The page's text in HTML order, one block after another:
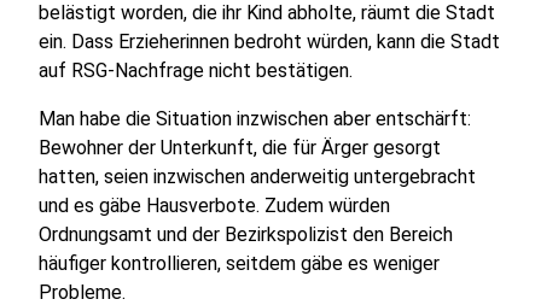
belästigt worden, die ihr Kind abholte, räumt die Stadt
ein. Dass Erzieherinnen bedroht würden, kann die Stadt
auf RSG-Nachfrage nicht bestätigen.
Man habe die Situation inzwischen aber entschärft:
Bewohner der Unterkunft, die für Ärger gesorgt
hatten, seien inzwischen anderweitig untergebracht
und es gäbe Hausverbote. Zudem würden
Ordnungsamt und der Bezirkspolizist den Bereich
häufiger kontrollieren, seitdem gäbe es weniger
Probleme.